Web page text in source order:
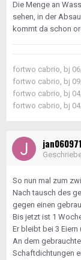
Die Menge an
sehen, in der
kommt da schon
fortwo cabrio, bj
fortwo cabrio, bj
fortwo cabrio, bj
fortwo cabrio, bj
jan060971
So nun mal zum
Nach tausch des
gegen einen
Bis jetzt ist 1
Er bleibt bei 3
An dem
Schaftdichtungen